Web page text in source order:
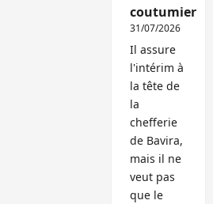
coutumier
31/07/2026
Il assure
l'intérim à
la tête de
la
chefferie
de Bavira,
mais il ne
veut pas
que le